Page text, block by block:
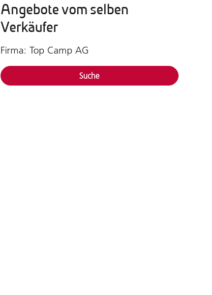
Angebote vom selben
Verkäufer
Firma: Top Camp AG
Suche